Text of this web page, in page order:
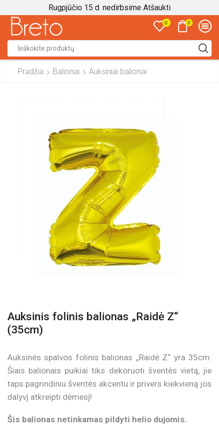
Rugpjūčio 15 d. nedirbsime Atšaukti
0 0
input
Pradžia Balionai Auksiniai balionai
Auksinis folinis balionas „Raidė Z“
(35cm)
Auksinės spalvos folinis balionas „Raidė Z“ yra 35cm.
Šiais balionais puikiai tiks dekoruoti šventės vietą, jie
taps pagrindiniu šventės akcentu ir privers kiekvieną jos
dalyvį atkreipti dėmesį!
Šis balionas netinkamas pildyti helio dujomis.